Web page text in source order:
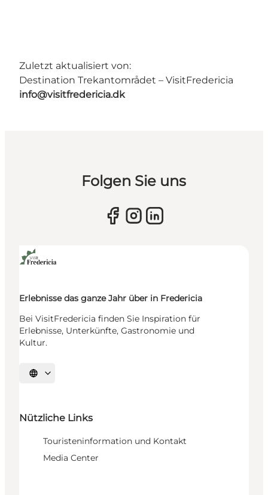
Zuletzt aktualisiert von:
Destination Trekantområdet – VisitFredericia
info@visitfredericia.dk
Folgen Sie uns
Erlebnisse das ganze Jahr über in Fredericia
Bei VisitFredericia finden Sie Inspiration für
Erlebnisse, Unterkünfte, Gastronomie und
Kultur.
Sprache auswählen
Nützliche Links
Touristeninformation und Kontakt
Media Center